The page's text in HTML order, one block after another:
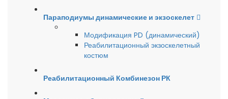
Параподиумы динамические и экзоскелет
Модификация PD (динамический)
Реабилитационный экзоскелетный
костюм
Реабилитационный Комбинезон РК